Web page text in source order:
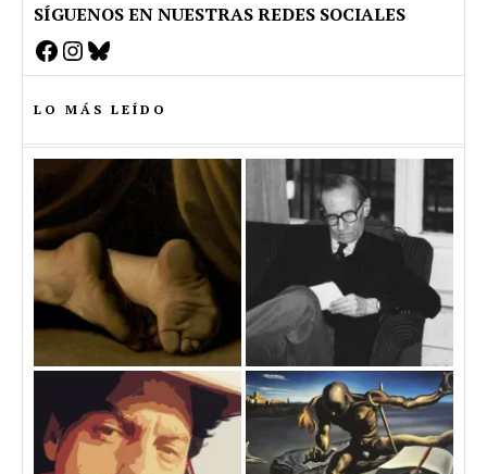
SÍGUENOS EN NUESTRAS REDES SOCIALES
Facebook
Instagram
Bluesky
LO MÁS LEÍDO